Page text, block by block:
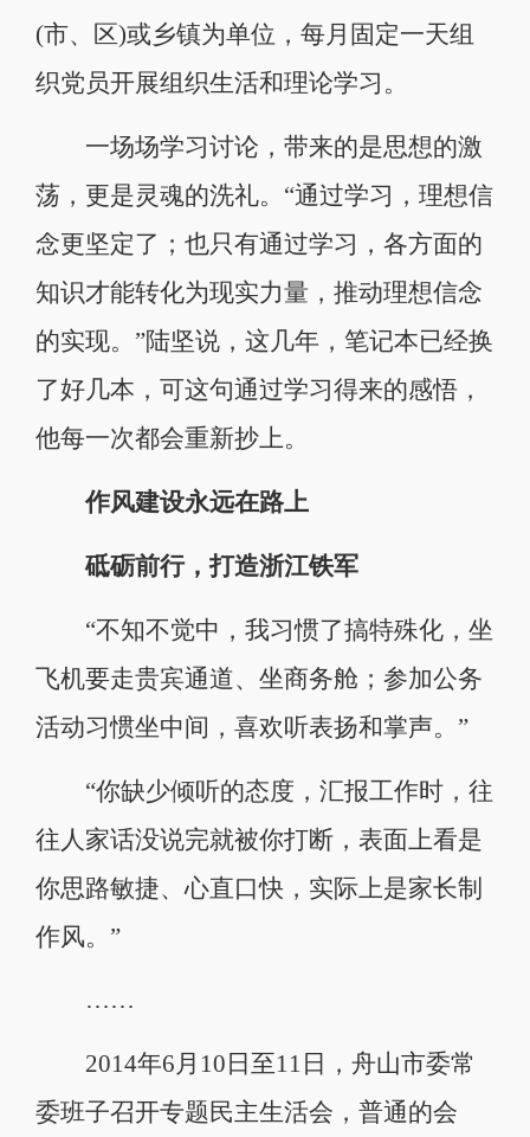
(市、区)或乡镇为单位，每月固定一天组
织党员开展组织生活和理论学习。
一场场学习讨论，带来的是思想的激
荡，更是灵魂的洗礼。“通过学习，理想信
念更坚定了；也只有通过学习，各方面的
知识才能转化为现实力量，推动理想信念
的实现。”陆坚说，这几年，笔记本已经换
了好几本，可这句通过学习得来的感悟，
他每一次都会重新抄上。
作风建设永远在路上
砥砺前行，打造浙江铁军
“不知不觉中，我习惯了搞特殊化，坐
飞机要走贵宾通道、坐商务舱；参加公务
活动习惯坐中间，喜欢听表扬和掌声。”
“你缺少倾听的态度，汇报工作时，往
往人家话没说完就被你打断，表面上看是
你思路敏捷、心直口快，实际上是家长制
作风。”
……
2014年6月10日至11日，舟山市委常
委班子召开专题民主生活会，普通的会